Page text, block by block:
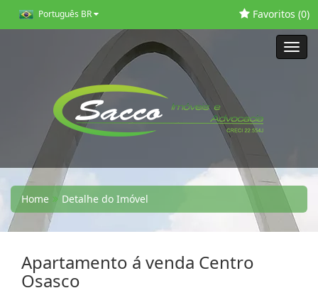
Português BR Favoritos (0)
Home Detalhe do Imóvel
Apartamento á venda Centro
Osasco